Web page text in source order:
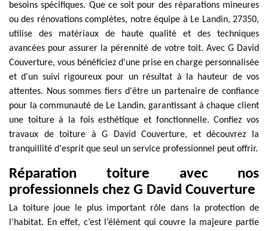
besoins spécifiques. Que ce soit pour des réparations mineures
ou des rénovations complètes, notre équipe à Le Landin, 27350,
utilise des matériaux de haute qualité et des techniques
avancées pour assurer la pérennité de votre toit. Avec G David
Couverture, vous bénéficiez d'une prise en charge personnalisée
et d'un suivi rigoureux pour un résultat à la hauteur de vos
attentes. Nous sommes fiers d'être un partenaire de confiance
pour la communauté de Le Landin, garantissant à chaque client
une toiture à la fois esthétique et fonctionnelle. Confiez vos
travaux de toiture à G David Couverture, et découvrez la
tranquillité d'esprit que seul un service professionnel peut offrir.
Réparation toiture avec nos
professionnels chez G David Couverture
La toiture joue le plus important rôle dans la protection de
l’habitat. En effet, c’est l’élément qui couvre la majeure partie